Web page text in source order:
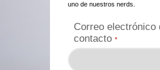
uno de nuestros nerds.
Correo electrónico
contacto *